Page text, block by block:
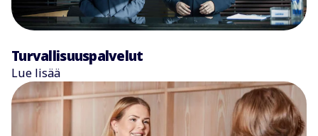
Turvallisuuspalvelut
Lue lisää